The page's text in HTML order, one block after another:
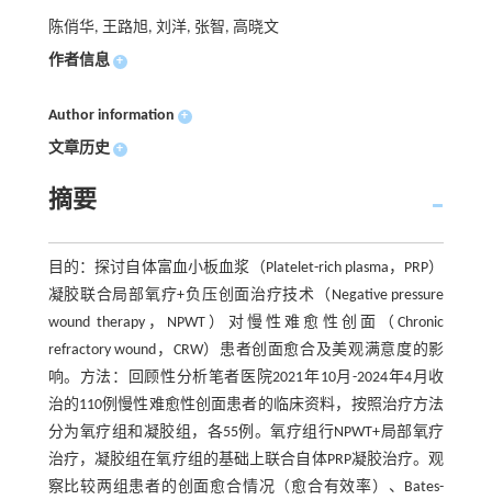
陈俏华, 王路旭, 刘洋, 张智, 高晓文
作者信息 +
Author information +
文章历史 +
摘要
目的：探讨自体富血小板血浆（Platelet-rich plasma，PRP）
凝胶联合局部氧疗+负压创面治疗技术（Negative pressure
wound therapy，NPWT）对慢性难愈性创面（Chronic
refractory wound，CRW）患者创面愈合及美观满意度的影
响。方法：回顾性分析笔者医院2021年10月-2024年4月收
治的110例慢性难愈性创面患者的临床资料，按照治疗方法
分为氧疗组和凝胶组，各55例。氧疗组行NPWT+局部氧疗
治疗，凝胶组在氧疗组的基础上联合自体PRP凝胶治疗。观
察比较两组患者的创面愈合情况（愈合有效率）、Bates-